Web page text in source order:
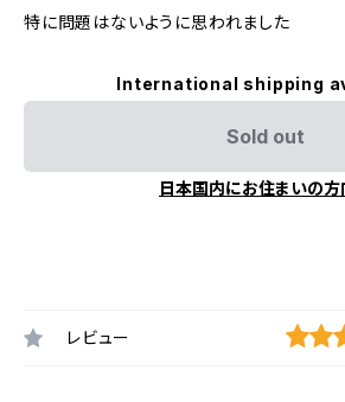
特に問題はないように思われました
International shipping
Sold out
日本国内にお住まいの方
レビュー